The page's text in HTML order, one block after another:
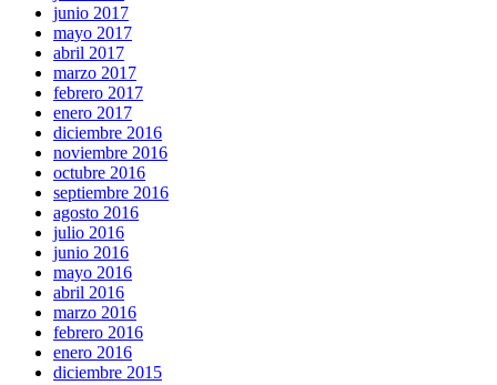
junio 2017
mayo 2017
abril 2017
marzo 2017
febrero 2017
enero 2017
diciembre 2016
noviembre 2016
octubre 2016
septiembre 2016
agosto 2016
julio 2016
junio 2016
mayo 2016
abril 2016
marzo 2016
febrero 2016
enero 2016
diciembre 2015